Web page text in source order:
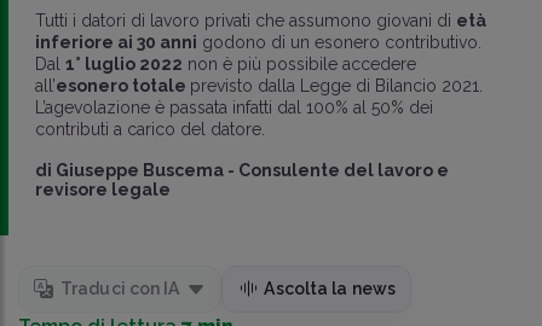
Tutti i datori di lavoro privati che assumono giovani di età
inferiore ai 30 anni godono di un esonero contributivo.
Dal 1° luglio 2022 non è più possibile accedere
all’esonero totale previsto dalla Legge di Bilancio 2021.
L’agevolazione è passata infatti dal 100% al 50% dei
contributi a carico del datore.
di Giuseppe Buscema - Consulente del lavoro e
revisore legale
Traduci con IA Ascolta la news